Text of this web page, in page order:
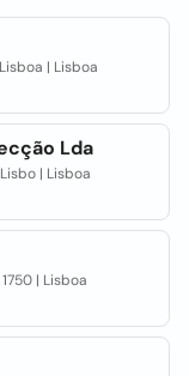
| Lisboa
Lda
| Lisboa
| Lisboa